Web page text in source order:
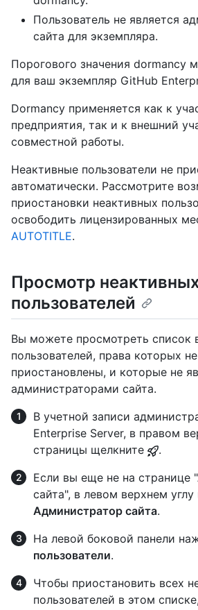
Пользователь не является
сайта для экземпляра.
Порогового значения dormancy
для ваш экземпляр GitHub
Dormancy применяется как к
предприятия, так и к внешний
совместной работы.
Неактивные пользователи не
автоматически. Рассмотрите
приостановки неактивных
освободить лицензированных
AUTOTITLE.
Просмотр
пользователей
Вы можете просмотреть список
пользователей, права которых
приостановлены, и которые не
администраторами сайта.
В учетной записи
Enterprise Server, в правом
страницы щелкните
.
Если вы еще не на странице
сайта", в левом верхнем
Администратор сайта.
На левой боковой панели
пользователи.
Чтобы приостановить всех
пользователей в этом